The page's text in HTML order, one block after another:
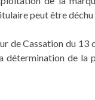
peut être
de Cassation du 13
détermination de la